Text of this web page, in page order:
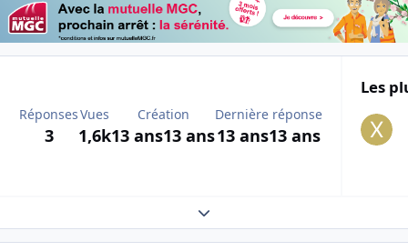
Réponses
3
Vues
1,6k
Création
13 ans13 ans
Dernière réponse
13 ans13 ans
Les
Expand topic overview